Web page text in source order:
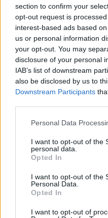
section to confirm your
opt-out request is
interest-based ads based
us or personal information
your opt-out. You may
disclosure of your personal
IAB’s list of downstream
also be disclosed by us to
Downstream Participants
Please note that this
not limited to your visit or
grant or deny consent to
use your data for below
consent section.
Personal Data
I want to opt-out of the
personal data.
Opted In
I want to opt-out of the
Personal Data.
Opted In
I want to opt-out of
εμφάνιση που
05.08.2026